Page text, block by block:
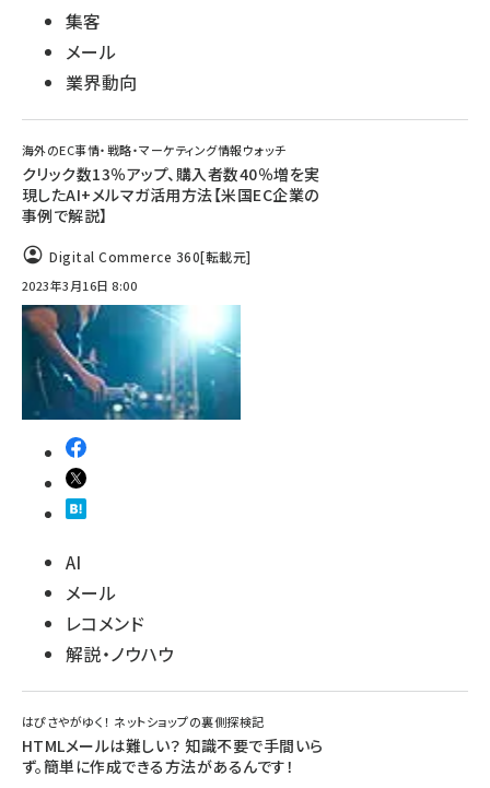
集客
メール
業界動向
海外のEC事情・戦略・マーケティング情報ウォッチ
クリック数13％アップ、購入者数40％増を実
現したAI+メルマガ活用方法【米国EC企業の
事例で解説】
Digital Commerce 360[転載元]
2023年3月16日 8:00
AI
メール
レコメンド
解説・ノウハウ
はぴさやがゆく！ ネットショップの裏側探検記
HTMLメールは難しい？ 知識不要で手間いら
ず。簡単に作成できる方法があるんです！